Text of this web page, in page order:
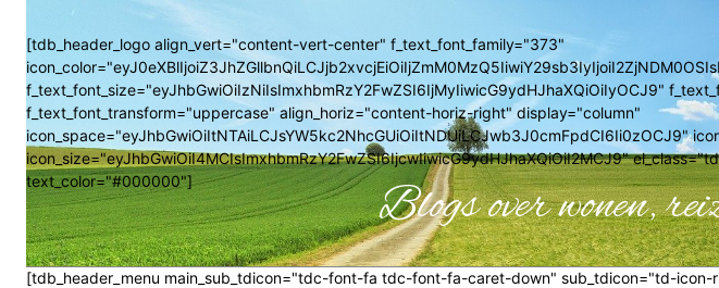
[tdb_header_logo align_vert="content-vert-center" f_text_font_family="373"
f_text_font_size="eyJhbGwiOiIzNiIsImxhbmRzY2FwZSI6IjMyIiwicG9ydHJhaXQiOiIyOCJ9"
f_text_font_transform="uppercase" align_horiz="content-horiz-right" display="column"
icon_space="eyJhbGwiOiItNTAiLCJsYW5kc2NhcGUiOiItNDUiLCJwb3J0cmFpdCI6Ii0zOCJ9"
icon_size="eyJhbGwiOiI4MCIsImxhbmRzY2FwZSI6IjcwIiwicG9ydHJhaXQiOiI2MCJ9"
text_color="#000000"]
Blogs over wonen,
[tdb_header_menu main_sub_tdicon="tdc-font-fa tdc-font-fa-caret-down" sub_tdicon="td-